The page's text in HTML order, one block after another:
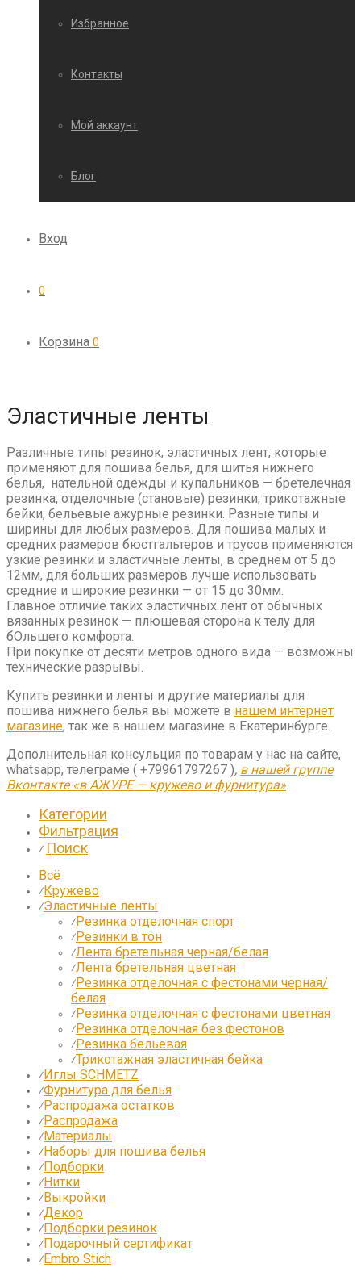
Избранное
Контакты
Мой аккаунт
Блог
Вход
0
Корзина 0
Эластичные ленты
Различные типы резинок, эластичных лент, которые
применяют для пошива белья, для шитья нижнего
белья, нательной одежды и купальников — бретелечная
резинка, отделочные (становые) резинки, трикотажные
бейки, бельевые ажурные резинки. Разные типы и
ширины для любых размеров. Для пошива малых и
средних размеров бюстгальтеров и трусов применяются
узкие резинки и эластичные ленты, в среднем от 5 до
12мм, для больших размеров лучше использовать
средние и широкие резинки — от 15 до 30мм.
Главное отличие таких эластичных лент от обычных
вязанных резинок — плюшевая сторона к телу для
бОльшего комфорта.
При покупке от десяти метров одного вида — возможны
технические разрывы.
Купить резинки и ленты и другие материалы для
пошива нижнего белья вы можете в нашем интернет
магазине, так же в нашем магазине в Екатеринбурге.
Дополнительная консульция по товарам у нас на сайте,
whatsapp, телеграме ( +79961797267 ), в нашей группе
Вконтакте «в АЖУРЕ — кружево и фурнитура».
Категории
Фильтрация
⁄ Поиск
Всё
⁄Кружево
⁄Эластичные ленты
⁄Резинка отделочная спорт
⁄Резинки в тон
⁄Лента бретельная черная/белая
⁄Лента бретельная цветная
⁄Резинка отделочная с фестонами черная/
белая
⁄Резинка отделочная с фестонами цветная
⁄Резинка отделочная без фестонов
⁄Резинка бельевая
⁄Трикотажная эластичная бейка
⁄Иглы SCHMETZ
⁄Фурнитура для белья
⁄Распродажа остатков
⁄Распродажа
⁄Материалы
⁄Наборы для пошива белья
⁄Подборки
⁄Нитки
⁄Выкройки
⁄Декор
⁄Подборки резинок
⁄Подарочный сертификат
⁄Embro Stich